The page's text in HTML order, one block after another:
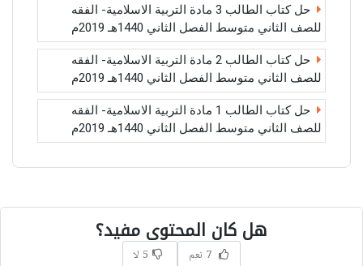
حل كتاب الطالب 3 مادة التربية الاسلامية- الفقه
للصف الثاني متوسط الفصل الثاني 1440هـ 2019م
حل كتاب الطالب 2 مادة التربية الاسلامية- الفقه
للصف الثاني متوسط الفصل الثاني 1440هـ 2019م
حل كتاب الطالب 1 مادة التربية الاسلامية- الفقه
للصف الثاني متوسط الفصل الثاني 1440هـ 2019م
هل كان المحتوى مفيد؟
7 نعم 5 لا